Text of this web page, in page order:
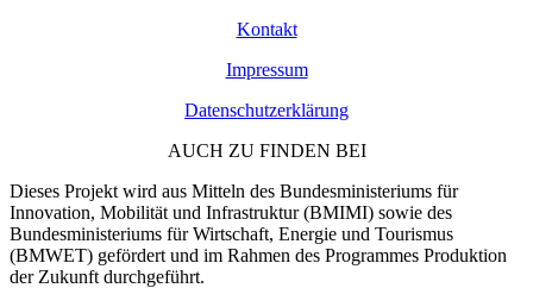
Kontakt
Impressum
Datenschutzerklärung
AUCH ZU FINDEN BEI
Dieses Projekt wird aus Mitteln des Bundesministeriums für
Innovation, Mobilität und Infrastruktur (BMIMI) sowie des
Bundesministeriums für Wirtschaft, Energie und Tourismus
(BMWET) gefördert und im Rahmen des Programmes Produktion
der Zukunft durchgeführt.